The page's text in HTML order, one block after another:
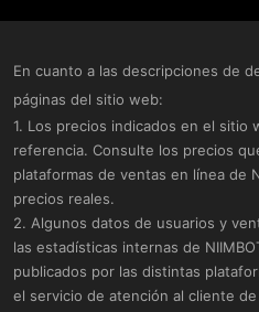
En cuanto a las descripciones de
páginas del sitio web:
1. Los precios indicados en el sitio
referencia. Consulte los precios
plataformas de ventas en línea de
precios reales.
2. Algunos datos de usuarios y
las estadísticas internas de
publicados por las distintas
el servicio de atención al cliente